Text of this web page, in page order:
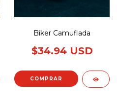
Biker Camuflada
$34.94 USD
COMPRAR